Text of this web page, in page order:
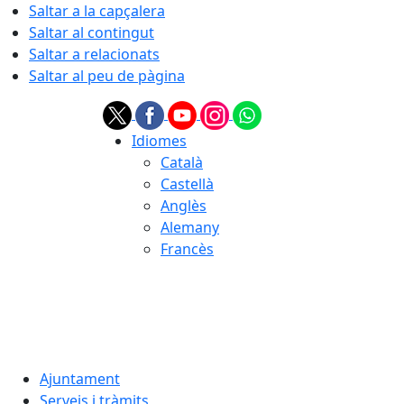
Saltar a la capçalera
Saltar al contingut
Saltar a relacionats
Saltar al peu de pàgina
Idiomes
Català
Castellà
Anglès
Alemany
Francès
Ajuntament